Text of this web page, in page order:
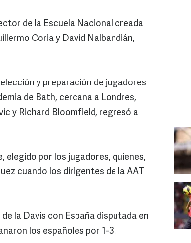
de la Escuela Nacional creada
Coria y David Nalbandián,
y preparación de jugadores
de Bath, cercana a Londres,
y Richard Bloomfield, regresó a
elegido por los jugadores, quienes,
cuando los dirigentes de la AAT
la Davis con España disputada en
los españoles por 1-3.